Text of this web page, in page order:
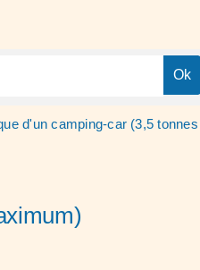
d'un camping-car (3,5